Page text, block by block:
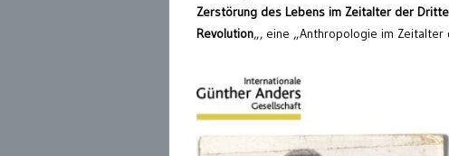
Zerstörung des Lebens im Zeitalter der
Revolution„, eine „Anthropologie im Zeitalter